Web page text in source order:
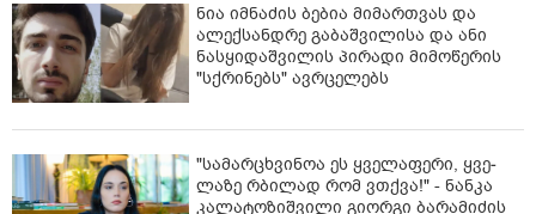
ნია იმნაძის ბებია მიმართვას და
ალექსანდრე გაბაშვილისა და ანი
ნასყიდაშვილის პირადი მიმოწერის
"სქრინებს" ავრცელებს
"სა­მარ­ცხვი­ნოა ეს ყვე­ლა­ფე­რი, ყვე­
ლა­ზე რბი­ლად რომ ვთქვა!" - ნანკა
კალატოზიშვილი გიორგი ბარამიძის